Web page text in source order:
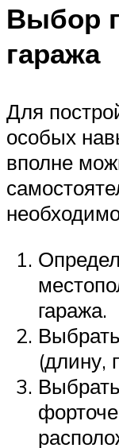
Выбор
гаража
Для
особых
вполне
гаража.
(длину,